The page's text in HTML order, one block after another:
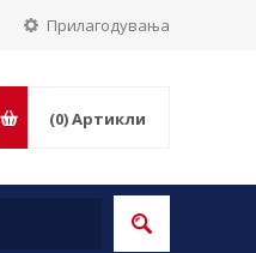
Прилагодувања
(0)Артикли